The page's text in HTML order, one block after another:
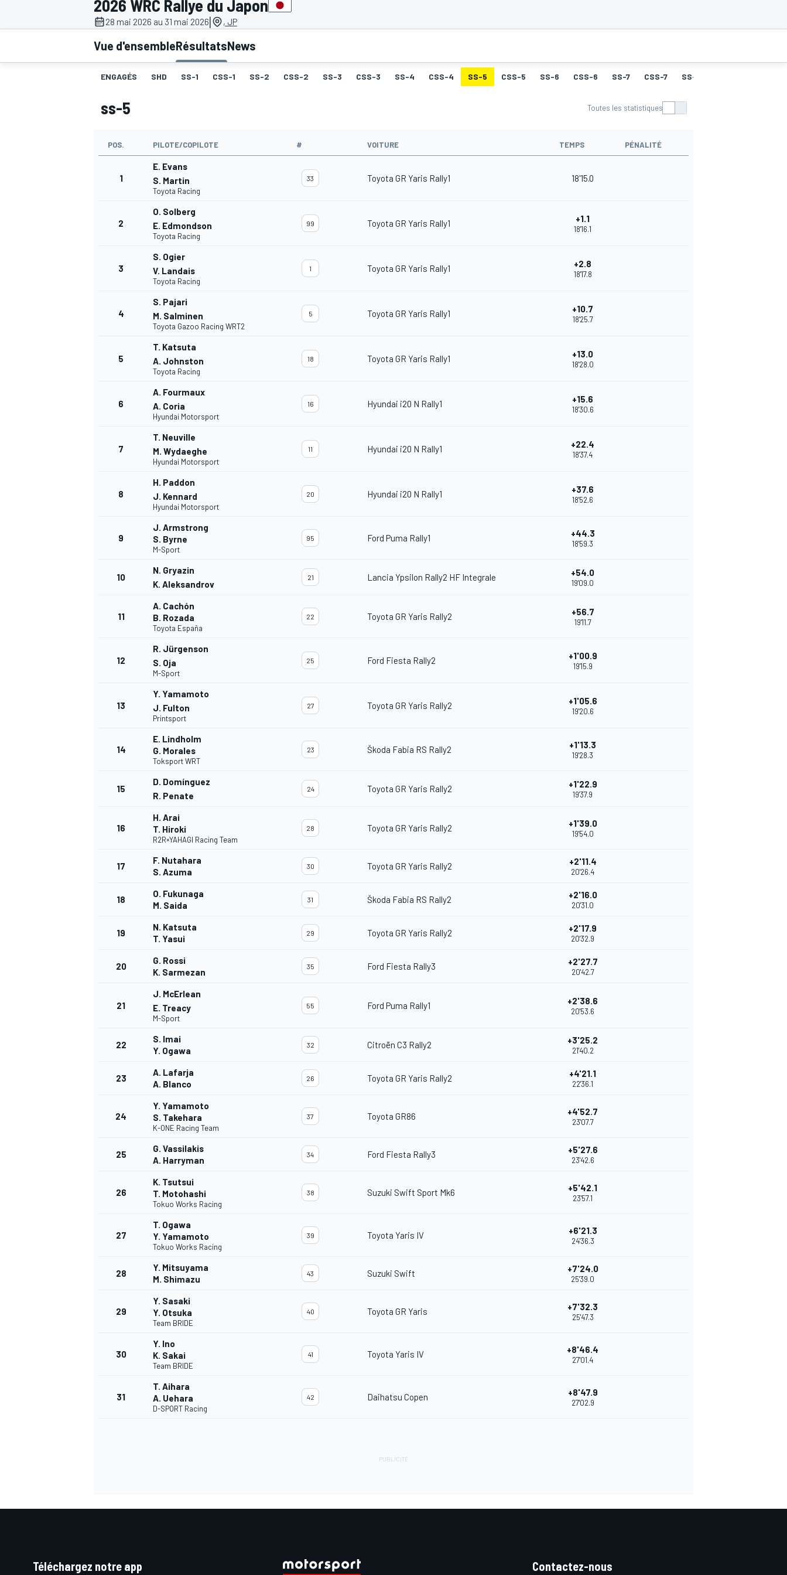
AUTRES CHAMPIONNATS
2026 WRC Rallye du Japon
28 mai 2026 au 31 mai 2026| , JP
Vue d'ensembleRésultatsNews
ENGAGÉS SHD SS-1 CSS-1 SS-2 CSS-2 SS-3 CSS-3 SS-4 CSS-4 SS-5 CSS-5 SS-6 CSS-6 SS-7 CSS-7 SS-8
ss-5 Toutes les statistiques
POS. PILOTE/COPILOTE # VOITURE TEMPS PÉNALITÉ
1
E. Evans
S. Martin
Toyota Racing
33 Toyota GR Yaris Rally1 18'15.0
2
O. Solberg
E. Edmondson
Toyota Racing
99 Toyota GR Yaris Rally1 +1.1
18'16.1
3
S. Ogier
V. Landais
Toyota Racing
1 Toyota GR Yaris Rally1 +2.8
18'17.8
4
S. Pajari
M. Salminen
Toyota Gazoo Racing WRT2
5 Toyota GR Yaris Rally1 +10.7
18'25.7
5
T. Katsuta
A. Johnston
Toyota Racing
18 Toyota GR Yaris Rally1 +13.0
18'28.0
6
A. Fourmaux
A. Coria
Hyundai Motorsport
16 Hyundai i20 N Rally1 +15.6
18'30.6
7
T. Neuville
M. Wydaeghe
Hyundai Motorsport
11 Hyundai i20 N Rally1 +22.4
18'37.4
8
H. Paddon
J. Kennard
Hyundai Motorsport
20 Hyundai i20 N Rally1 +37.6
18'52.6
9
J. Armstrong
S. Byrne
M-Sport
95 Ford Puma Rally1 +44.3
18'59.3
10
N. Gryazin
K. Aleksandrov
21 Lancia Ypsilon Rally2 HF Integrale +54.0
19'09.0
11
A. Cachón
B. Rozada
Toyota España
22 Toyota GR Yaris Rally2 +56.7
19'11.7
12
R. Jürgenson
S. Oja
M-Sport
25 Ford Fiesta Rally2 +1'00.9
19'15.9
13
Y. Yamamoto
J. Fulton
Printsport
27 Toyota GR Yaris Rally2 +1'05.6
19'20.6
14
E. Lindholm
G. Morales
Toksport WRT
23 Škoda Fabia RS Rally2 +1'13.3
19'28.3
15
D. Domínguez
R. Penate
24 Toyota GR Yaris Rally2 +1'22.9
19'37.9
16
H. Arai
T. Hiroki
R2R×YAHAGI Racing Team
28 Toyota GR Yaris Rally2 +1'39.0
19'54.0
17
F. Nutahara
S. Azuma
30 Toyota GR Yaris Rally2 +2'11.4
20'26.4
18
O. Fukunaga
M. Saida
31 Škoda Fabia RS Rally2 +2'16.0
20'31.0
19
N. Katsuta
T. Yasui
29 Toyota GR Yaris Rally2 +2'17.9
20'32.9
20
G. Rossi
K. Sarmezan
35 Ford Fiesta Rally3 +2'27.7
20'42.7
21
J. McErlean
E. Treacy
M-Sport
55 Ford Puma Rally1 +2'38.6
20'53.6
22
S. Imai
Y. Ogawa
32 Citroën C3 Rally2 +3'25.2
21'40.2
23
A. Lafarja
A. Blanco
26 Toyota GR Yaris Rally2 +4'21.1
22'36.1
24
Y. Yamamoto
S. Takehara
K-ONE Racing Team
37 Toyota GR86 +4'52.7
23'07.7
25
G. Vassilakis
A. Harryman
34 Ford Fiesta Rally3 +5'27.6
23'42.6
26
K. Tsutsui
T. Motohashi
Tokuo Works Racing
38 Suzuki Swift Sport Mk6 +5'42.1
23'57.1
27
T. Ogawa
Y. Yamamoto
Tokuo Works Racing
39 Toyota Yaris IV +6'21.3
24'36.3
28
Y. Mitsuyama
M. Shimazu
43 Suzuki Swift +7'24.0
25'39.0
29
Y. Sasaki
Y. Otsuka
Team BRIDE
40 Toyota GR Yaris +7'32.3
25'47.3
30
Y. Ino
K. Sakai
Team BRIDE
41 Toyota Yaris IV +8'46.4
27'01.4
31
T. Aihara
A. Uehara
D-SPORT Racing
42 Daihatsu Copen +8'47.9
27'02.9
Téléchargez notre app Contactez-nous